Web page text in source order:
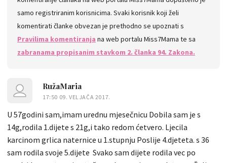
samo registriranim korisnicima. Svaki korisnik koji želi
komentirati članke obvezan je prethodno se upoznati s
Pravilima komentiranja na web portalu Miss7Mama te sa
zabranama propisanim stavkom 2. članka 94. Zakona.
RužaMaria
17:50 09. VELJAČA 2017.
U 57godini sam,imam urednu mjesečnicu Dobila sam je s
14g,rodila 1.dijete s 21g,i tako redom ćetvero. Ljecila
karcinom grlica naternice u 1.stupnju Poslije 4.djeteta. s 36
sam rodila svoje 5.dijete Svako sam dijete rodila vec po